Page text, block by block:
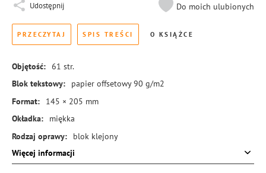
Udostępnij Do moich ulubionych
PRZECZYTAJ SPIS TREŚCI O KSIĄŻCE
Objętość: 61 str.
Blok tekstowy:
papier offsetowy 90 g/m2
Format:
145 × 205 mm
Okładka:
miękka
Rodzaj oprawy:
blok klejony
ISBN:
978-83-8431-018-2
Więcej informacji